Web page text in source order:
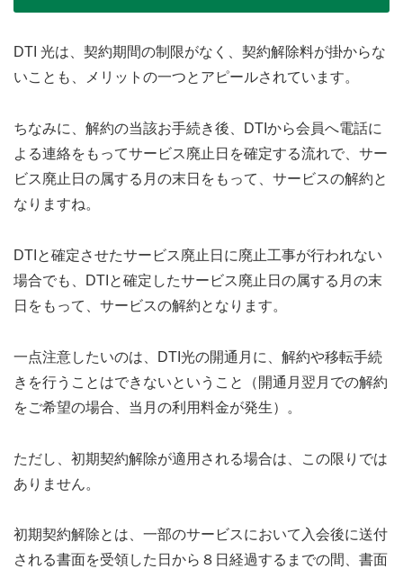
DTI 光は、契約期間の制限がなく、契約解除料が掛からな
いことも、メリットの一つとアピールされています。
ちなみに、解約の当該お手続き後、DTIから会員へ電話に
よる連絡をもってサービス廃止日を確定する流れで、サー
ビス廃止日の属する月の末日をもって、サービスの解約と
なりますね。
DTIと確定させたサービス廃止日に廃止工事が行われない
場合でも、DTIと確定したサービス廃止日の属する月の末
日をもって、サービスの解約となります。
一点注意したいのは、DTI光の開通月に、解約や移転手続
きを行うことはできないということ（開通月翌月での解約
をご希望の場合、当月の利用料金が発生）。
ただし、初期契約解除が適用される場合は、この限りでは
ありません。
初期契約解除とは、一部のサービスにおいて入会後に送付
される書面を受領した日から８日経過するまでの間、書面